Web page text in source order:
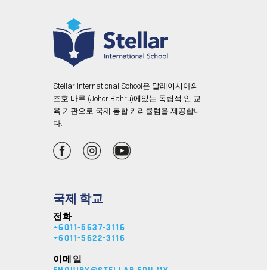
Stellar International School은 말레이시아의
조호 바루 (Johor Bahru)에있는 독립적 인 교
육 기관으로 국제 통합 커리큘럼을 제공합니
다.
국제 학교
전화
+6011-5637-3116
+6011-5622-3116
이메일